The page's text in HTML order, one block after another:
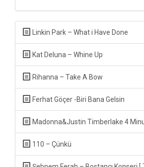
Linkin Park – What i Have Done
Kat Deluna – Whine Up
Rihanna – Take A Bow
Ferhat Göçer -Biri Bana Gelsin
Madonna&Justin Timberlake 4
110 – Çünkü